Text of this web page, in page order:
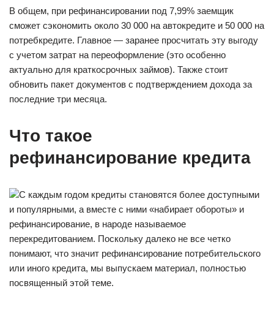
В общем, при рефинансировании под 7,99% заемщик
сможет cэкономить около 30 000 на автокредите и 50 000 на
потребкредите. Главное — заранее просчитать эту выгоду
с учетом затрат на переоформление (это особенно
актуально для краткосрочных займов). Также стоит
обновить пакет документов с подтверждением дохода за
последние три месяца.
Что такое
рефинансирование кредита
С каждым годом кредиты становятся более доступными
и популярными, а вместе с ними «набирает обороты» и
рефинансирование, в народе называемое
перекредитованием. Поскольку далеко не все четко
понимают, что значит рефинансирование потребительского
или иного кредита, мы выпускаем материал, полностью
посвященный этой теме.